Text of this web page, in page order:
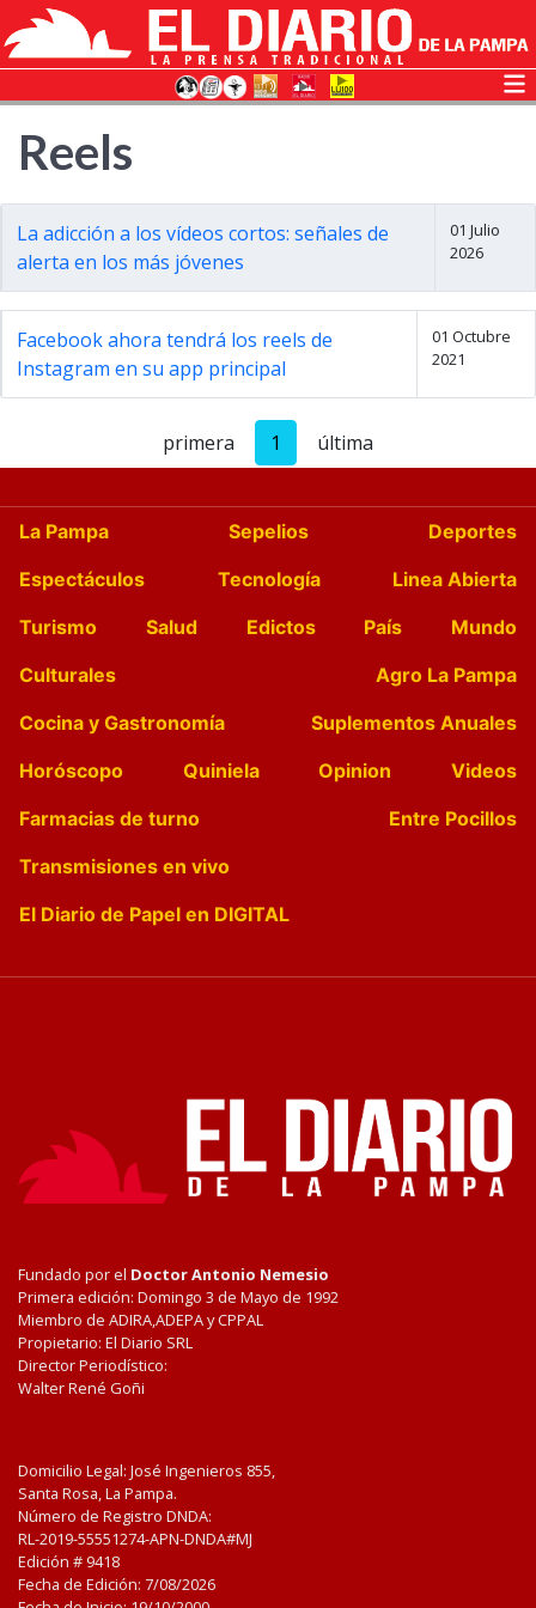
Reels
La adicción a los vídeos cortos: señales de
alerta en los más jóvenes
01 Julio
2026
Facebook ahora tendrá los reels de
Instagram en su app principal
01 Octubre
2021
primera 1 última
La Pampa Sepelios
Deportes
Espectáculos
Tecnología
Linea Abierta
Turismo
Salud Edictos País
Mundo
Culturales
Agro La Pampa
Cocina y Gastronomía
Suplementos Anuales
Horóscopo
Quiniela Opinion
Videos
Farmacias de turno
Entre Pocillos
Transmisiones en vivo
El Diario de Papel en DIGITAL
Fundado por el Doctor Antonio Nemesio
Primera edición: Domingo 3 de Mayo de 1992
Miembro de ADIRA,ADEPA y CPPAL
Propietario: El Diario SRL
Director Periodístico:
Walter René Goñi
Domicilio Legal: José Ingenieros 855,
Santa Rosa, La Pampa.
Número de Registro DNDA:
RL-2019-55551274-APN-DNDA#MJ
Edición # 9418
Fecha de Edición: 7/08/2026